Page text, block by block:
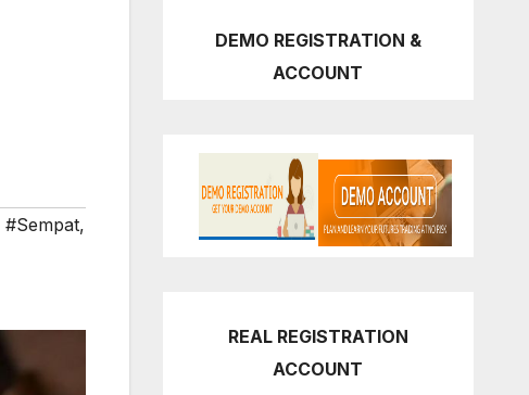
#Sempat,
DEMO REGISTRATION &
ACCOUNT
REAL REGISTRATION
ACCOUNT